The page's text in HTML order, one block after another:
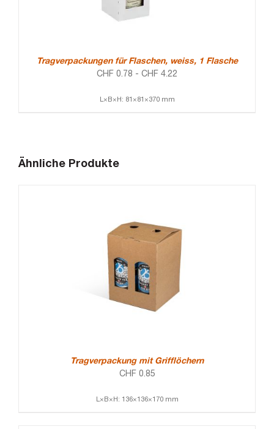
Tragverpackungen für Flaschen, weiss, 1 Flasche
CHF 0.78 - CHF 4.22
L×B×H: 81×81×370 mm
Ähnliche Produkte
Tragverpackung mit Grifflöchern
CHF 0.85
L×B×H: 136×136×170 mm